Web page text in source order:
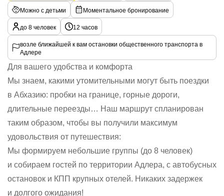
Можно с детьми Моментальное бронирование
до 8 человек 12 часов
возле ближайшей к вам остановки общественного транспорта в
Адлере
Для вашего удобства и комфорта
Мы знаем, какими утомительными могут быть поездки
в Абхазию: пробки на границе, горные дороги,
длительные переезды… Наш маршрут спланирован
таким образом, чтобы вы получили максимум
удовольствия от путешествия:
Мы формируем небольшие группы (до 8 человек)
и собираем гостей по территории Адлера, с автобусных
остановок и КПП крупных отелей. Никаких задержек
и долгого ожидания!